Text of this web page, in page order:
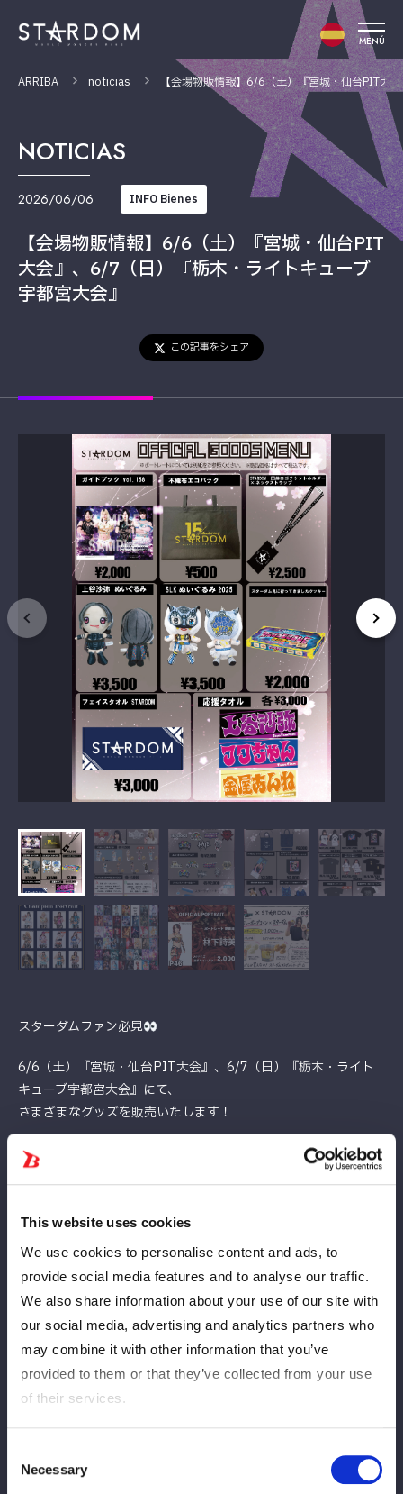
This website uses cookies
We use cookies to personalise content and ads, to
provide social media features and to analyse our traffic.
We also share information about your use of our site with
our social media, advertising and analytics partners who
may combine it with other information that you’ve
provided to them or that they’ve collected from your use
of their services.
Selection
Necessary
MENÚ
ARRIBA noticias 【会場物販情報】6/6（土）『宮城・仙台PIT大
NOTICIAS
2026/06/06 INFO Bienes
【会場物販情報】6/6（土）『宮城・仙台PIT
大会』、6/7（日）『栃木・ライトキューブ
宇都宮大会』
この記事をシェア
スターダムファン必見
6/6（土）『宮城・仙台PIT大会』、6/7（日）『栃木・ライト
キューブ宇都宮大会』にて、
さまざまなグッズを販売いたします！
グッズを手に入れて、試合をさらに楽しみましょう
続き販売いたします
してください
新商品
ロゴ刺繡Tシャツ H.A.T.E.